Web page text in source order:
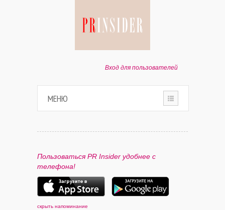
Вход для пользователей
МЕНЮ
ПАРТНЕРАМ
КОНТАКТЫ
Пользоваться PR Insider удобнее с
телефона!
скрыть напоминание